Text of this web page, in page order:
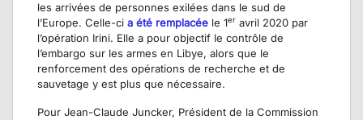
les arrivées de personnes exilées dans le sud de
l’Europe. Celle-ci a été remplacée le 1er avril 2020 par
l’opération Irini. Elle a pour objectif le contrôle de
l’embargo sur les armes en Libye, alors que le
renforcement des opérations de recherche et de
sauvetage y est plus que nécessaire.
Pour Jean-Claude Juncker, Président de la Commission